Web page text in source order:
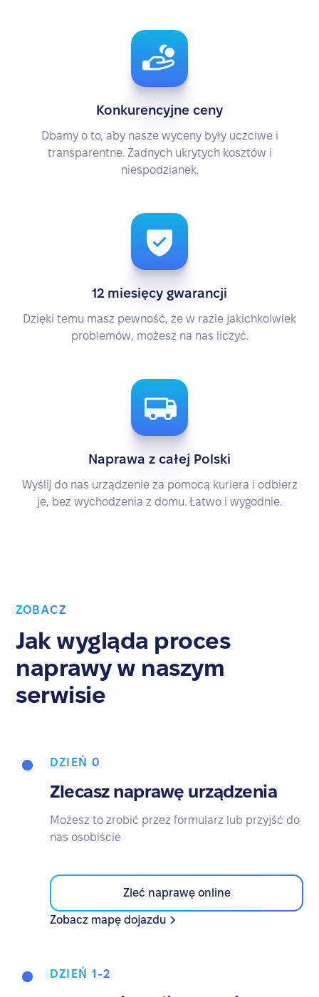
Konkurencyjne ceny
Dbamy o to, aby nasze wyceny były uczciwe i
transparentne. Żadnych ukrytych kosztów i
niespodzianek.
12 miesięcy gwarancji
Dzięki temu masz pewność, że w razie jakichkolwiek
problemów, możesz na nas liczyć.
Naprawa z całej Polski
Wyślij do nas urządzenie za pomocą kuriera i odbierz
je, bez wychodzenia z domu. Łatwo i wygodnie.
ZOBACZ
Jak wygląda proces
naprawy w naszym
serwisie
DZIEŃ 0
Zlecasz naprawę urządzenia
Możesz to zrobić przez formularz lub przyjść do
nas osobiście
Zleć naprawę online
Zobacz mapę dojazdu
DZIEŃ 1-2